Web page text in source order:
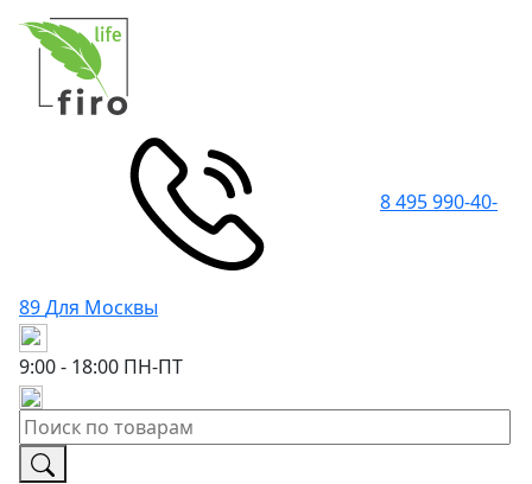
8 495 990-40-
89Для Москвы
9:00 - 18:00 ПН-ПТ